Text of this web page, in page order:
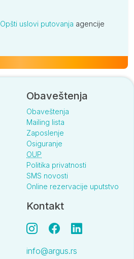
Opšti uslovi putovanja agencije
Obaveštenja
Obaveštenja
Mailing lista
Zaposlenje
Osiguranje
OUP
Politika privatnosti
SMS novosti
Online rezervacije uputstvo
Kontakt
info@argus.rs